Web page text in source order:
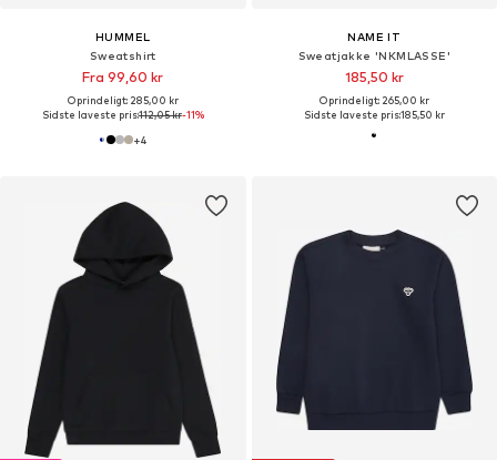
HUMMEL
Sweatshirt
Fra 99,60 kr
Oprindeligt: 285,00 kr
Sidste laveste pris:112,05 kr-11%
+4
NAME IT
Sweatjakke 'NKMLASSE'
185,50 kr
Oprindeligt: 265,00 kr
Sidste laveste pris:185,50 kr